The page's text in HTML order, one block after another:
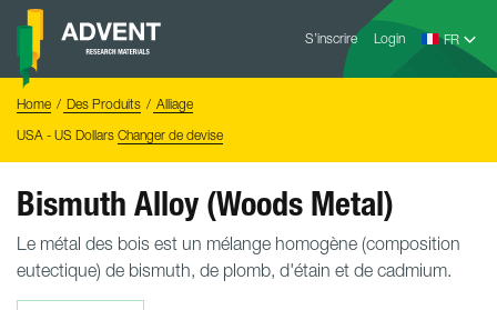
Skip
content
S’inscrire Login
Advent
Home Des Produits
Alliage
USA - US Dollars Changer de devise
Bismuth Alloy (Woods Metal)
Le métal des bois est un mélange homogène (composition
eutectique) de bismuth, de plomb, d'étain et de cadmium.